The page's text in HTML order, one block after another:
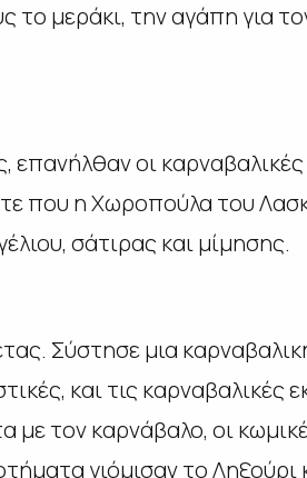
μεράκι, την αγάπη για
οι
που η Χωροπούλα του
σάτιρας και μίμησης.
Σύστησε μια
και τις καρναβαλικές
τον καρνάβαλο, οι
γιόμισαν το Ληξούρι